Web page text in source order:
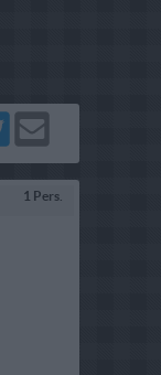
Send
1 Pers.